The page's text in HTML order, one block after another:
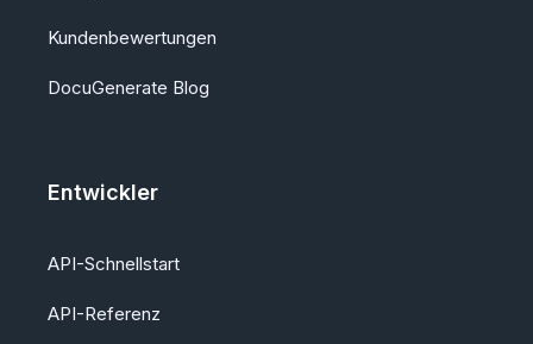
Kundenbewertungen
DocuGenerate Blog
Entwickler
API-Schnellstart
API-Referenz